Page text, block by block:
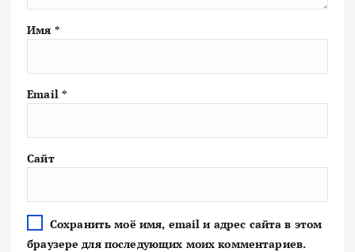
Имя *
Email *
Сайт
Сохранить моё имя, email и адрес сайта в этом
браузере для последующих моих комментариев.